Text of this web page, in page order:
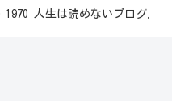
人生は読めないブログ.